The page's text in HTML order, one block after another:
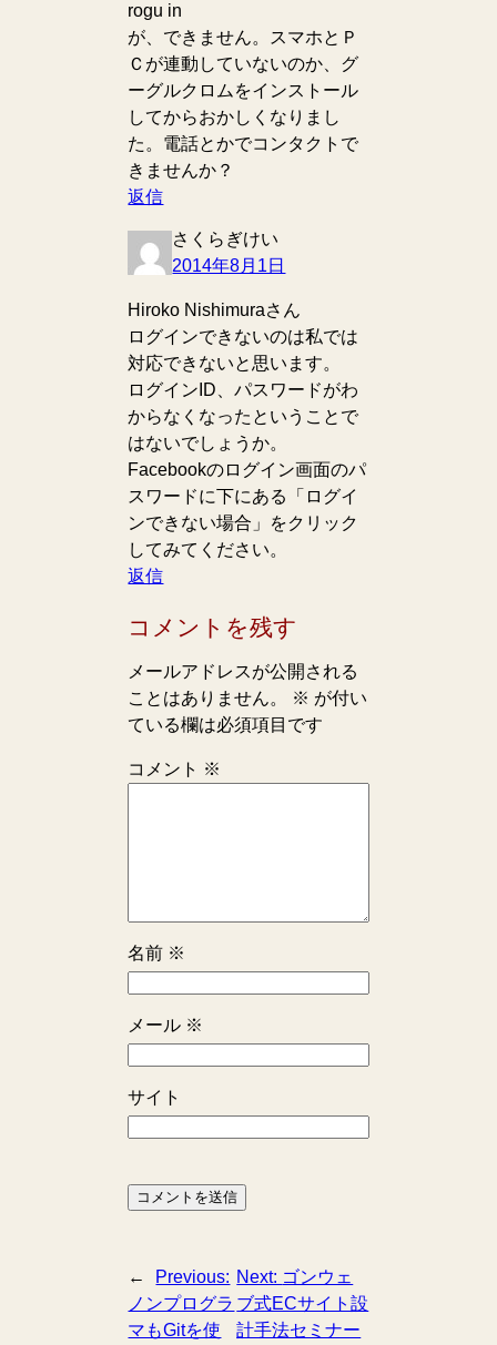
rogu in
が、できません。スマホとＰ
Ｃが連動していないのか、グ
ーグルクロムをインストール
してからおかしくなりまし
た。電話とかでコンタクトで
きませんか？
返信
さくらぎけい
2014年8月1日
Hiroko Nishimuraさん
ログインできないのは私では
対応できないと思います。
ログインID、パスワードがわ
からなくなったということで
はないでしょうか。
Facebookのログイン画面のパ
スワードに下にある「ログイ
ンできない場合」をクリック
してみてください。
返信
コメントを残す
メールアドレスが公開される
ことはありません。
※ が付い
ている欄は必須項目です
コメント ※
名前 ※
メール ※
サイト
←
Previous:
ノンプログラ
マもGitを使
Next: ゴンウェ
ブ式ECサイト設
計手法セミナー